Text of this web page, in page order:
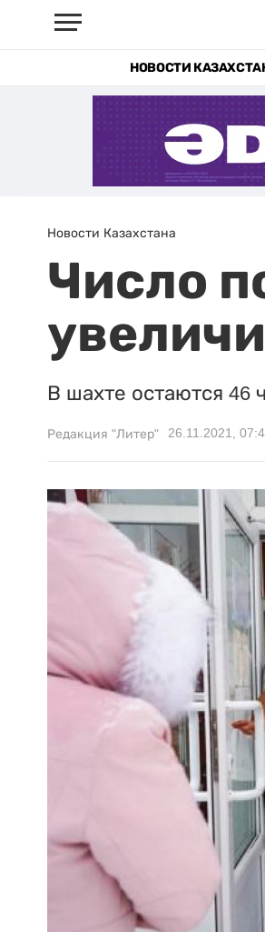
НОВОСТИ
Новости Казахстана
Число
В шахте остаются 46
Редакция "Литер" 26.11.2021,